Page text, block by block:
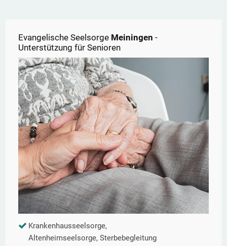
Evangelische Seelsorge Meiningen -
Unterstützung für Senioren
Krankenhausseelsorge,
Altenheimseelsorge, Sterbebegleitung